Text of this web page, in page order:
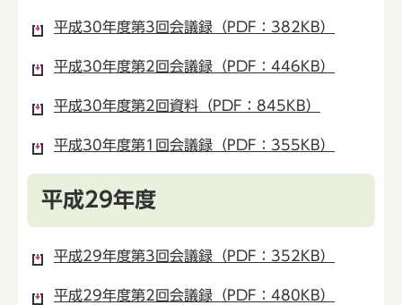
平成30年度第3回会議録（PDF：382KB）
平成30年度第2回会議録（PDF：446KB）
平成30年度第2回資料（PDF：845KB）
平成30年度第1回会議録（PDF：355KB）
平成29年度
平成29年度第3回会議録（PDF：352KB）
平成29年度第2回会議録（PDF：480KB）